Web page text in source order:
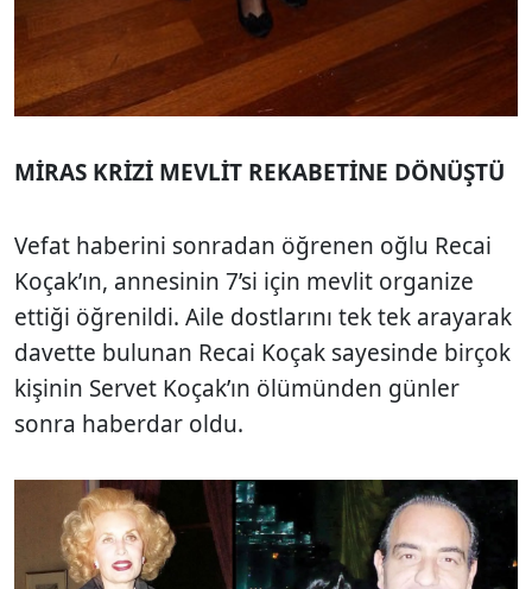
MİRAS KRİZİ MEVLİT REKABETİNE DÖNÜŞTÜ
Vefat haberini sonradan öğrenen oğlu Recai
Koçak’ın, annesinin 7’si için mevlit organize
ettiği öğrenildi. Aile dostlarını tek tek arayarak
davette bulunan Recai Koçak sayesinde birçok
kişinin Servet Koçak’ın ölümünden günler
sonra haberdar oldu.